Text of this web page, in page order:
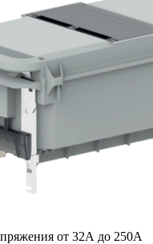
от 32А до 250А